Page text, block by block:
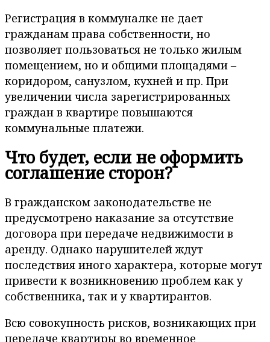
Регистрация в коммуналке не дает
гражданам права собственности, но
позволяет пользоваться не только жилым
помещением, но и общими площадями ‒
коридором, санузлом, кухней и пр. При
увеличении числа зарегистрированных
граждан в квартире повышаются
коммунальные платежи.
Что будет, если не оформить
соглашение сторон?
В гражданском законодательстве не
предусмотрено наказание за отсутствие
договора при передаче недвижимости в
аренду. Однако нарушителей ждут
последствия иного характера, которые могут
привести к возникновению проблем как у
собственника, так и у квартирантов.
Всю совокупность рисков, возникающих при
передаче квартиры во временное